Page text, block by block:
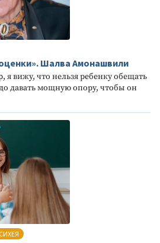
Шалва Амонашвили
я вижу, что нельзя ребенку обещать
давать мощную опору, чтобы он